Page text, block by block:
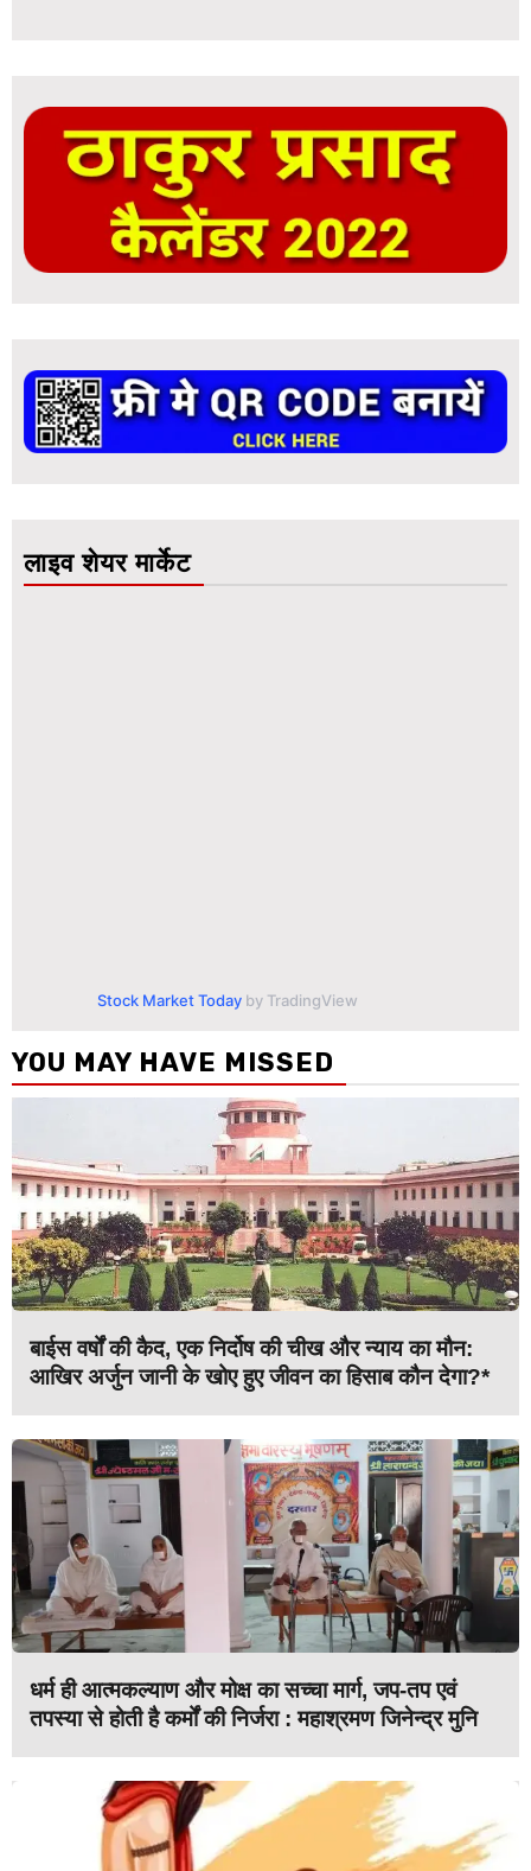
लाइव शेयर मार्केट
Stock Market Today by TradingView
YOU MAY HAVE MISSED
बाईस वर्षों की कैद, एक निर्दोष की चीख और न्याय का मौन:
आखिर अर्जुन जानी के खोए हुए जीवन का हिसाब कौन देगा?*
धर्म ही आत्मकल्याण और मोक्ष का सच्चा मार्ग, जप-तप एवं
तपस्या से होती है कर्मों की निर्जरा : महाश्रमण जिनेन्द्र मुनि